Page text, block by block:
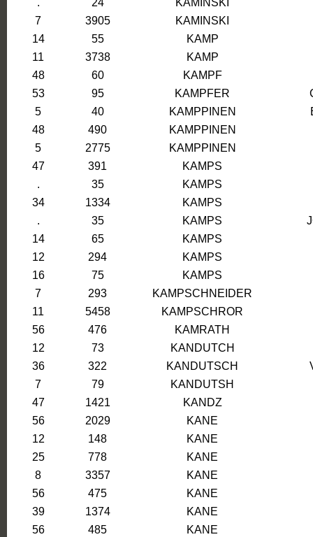
. 24
KAMINSKI
7
3905
KAMINSKI
14
55
KAMP
11
3738
KAMP
48
60
KAMPF
53
95 KAMPFER
5
40 KAMPPINEN
48
490
KAMPPINEN
5
2775
KAMPPINEN
47
391
KAMPS
.
35
KAMPS
34
1334
KAMPS
.
35 KAMPS
14
65
KAMPS
12
294
KAMPS
16
75
KAMPS
7
293
KAMPSCHNEIDER
11
5458
KAMPSCHROR
56
476 KAMRATH
12
73
KANDUTCH
36
322 KANDUTSCH
7
79
KANDUTSH
47
1421
KANDZ
56
2029
KANE
12
148
KANE
25
778
KANE
8
3357
KANE
56
475
KANE
39
1374
KANE
56
485
KANE